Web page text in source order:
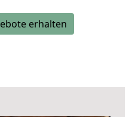
erhalten